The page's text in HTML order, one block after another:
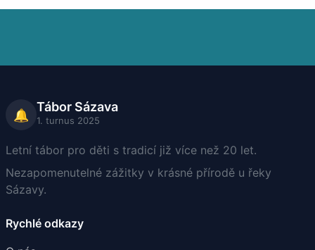
🔔
Tábor Sázava
1. turnus 2025
Letní tábor pro děti s tradicí již více než 20 let.
Nezapomenutelné zážitky v krásné přírodě u řeky
Sázavy.
Rychlé odkazy